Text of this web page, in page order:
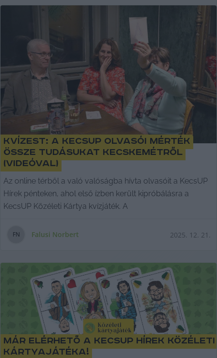
Kvízest: a KecsUP olvasói mérték
össze tudásukat Kecskemétről
(videóval)
Az online térből a való valóságba hívta olvasóit a KecsUP
Hírek pénteken, ahol első ízben került kipróbálásra a
KecsUP Közéleti Kártya kvízjáték. A
FN Falusi Norbert 2025. 12. 21.
Már elérhető a KecsUP Hírek közéleti
kártyajátéka!